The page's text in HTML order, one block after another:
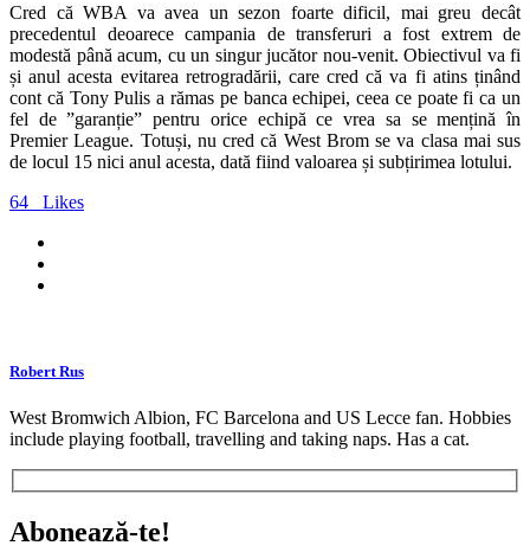
Cred că WBA va avea un sezon foarte dificil, mai greu decât
precedentul deoarece campania de transferuri a fost extrem de
modestă până acum, cu un singur jucător nou-venit. Obiectivul va fi
și anul acesta evitarea retrogradării, care cred că va fi atins ținând
cont că Tony Pulis a rămas pe banca echipei, ceea ce poate fi ca un
fel de ”garanție” pentru orice echipă ce vrea sa se mențină în
Premier League. Totuși, nu cred că West Brom se va clasa mai sus
de locul 15 nici anul acesta, dată fiind valoarea și subțirimea lotului.
64
Likes
Robert Rus
West Bromwich Albion, FC Barcelona and US Lecce fan. Hobbies
include playing football, travelling and taking naps. Has a cat.
Abonează-te!